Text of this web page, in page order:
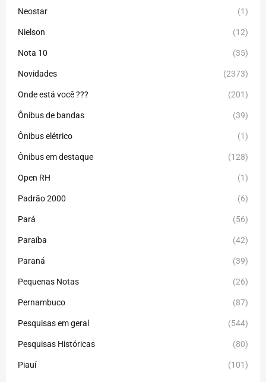
Neostar (1)
Nielson (12)
Nota 10 (35)
Novidades (2373)
Onde está você ??? (201)
Ônibus de bandas (39)
Ônibus elétrico (1)
Ônibus em destaque (128)
Open RH (1)
Padrão 2000 (6)
Pará (56)
Paraíba (42)
Paraná (39)
Pequenas Notas (26)
Pernambuco (87)
Pesquisas em geral (544)
Pesquisas Históricas (80)
Piauí (101)